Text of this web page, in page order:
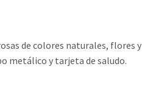
de colores naturales, flores y
metálico y tarjeta de saludo.